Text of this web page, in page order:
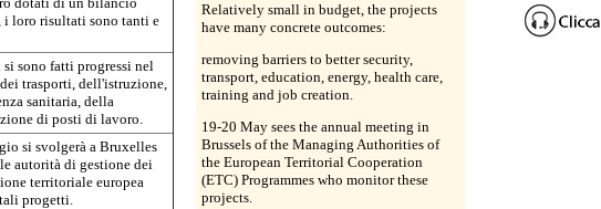
i loro risultati sono tanti e
sono fatti progressi nel
trasporti, dell'istruzione,
sanitaria, della
di posti di lavoro.
si svolgerà a Bruxelles
autorità di gestione dei
territoriale europea
progetti.
Relatively small in budget, the projects
have many concrete outcomes:
removing barriers to better security,
transport, education, energy, health care,
training and job creation.
19-20 May sees the annual meeting in
Brussels of the Managing Authorities of
the European Territorial Cooperation
(ETC) Programmes who monitor these
projects.